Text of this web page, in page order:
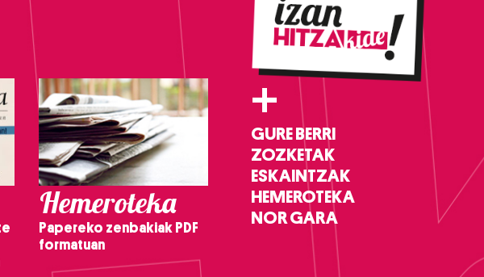
Hemeroteka
Papereko zenbakiak PDF
formatuan
+
GURE BERRI
ZOZKETAK
ESKAINTZAK
HEMEROTEKA
NOR GARA